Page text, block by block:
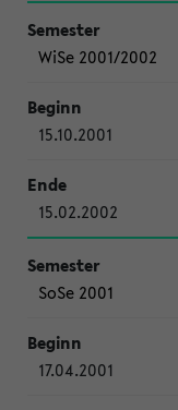
WiSe 2001/2002
15.10.2001
15.02.2002
SoSe 2001
17.04.2001